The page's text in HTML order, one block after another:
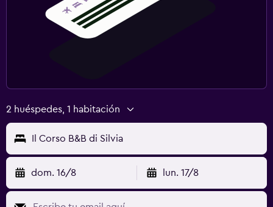
2 huéspedes, 1 habitación
Il Corso B&B di Silvia
dom. 16/8 lun. 17/8